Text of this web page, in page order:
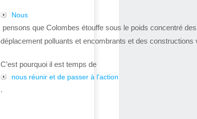
Nous
pensons que Colombes étouffe sous le poids concentré
déplacement polluants et encombrants et des constructions
C’est pourquoi il est temps de
nous réunir et de passer à l’action
.